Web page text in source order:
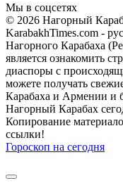
Мы в соцсетях
© 2026 Нагорный
KarabakhTimes.com -
Нагорного Карабаха
является ознакомить
диаспоры с
можете получать
Карабаха и Армении и
Нагорный Карабах
Копирование
ссылки!
Гороскоп на сегодня